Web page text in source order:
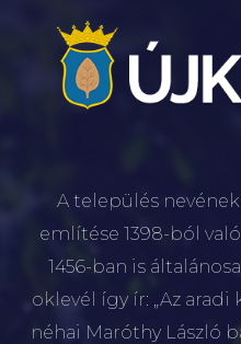
A település
említése 1398-ból
1456-ban is
oklevél így ír: „Az
néhai Maróthy László